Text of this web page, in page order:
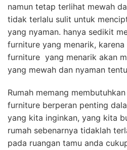
namun tetap terlihat mewah
tidak terlalu sulit untuk
yang nyaman. hanya sedikit
furniture yang menarik,
furniture yang menarik akan
yang mewah dan nyaman
Rumah memang
furniture berperan penting
yang kita inginkan, yang kita
rumah sebenarnya tidaklah
pada ruangan tamu anda